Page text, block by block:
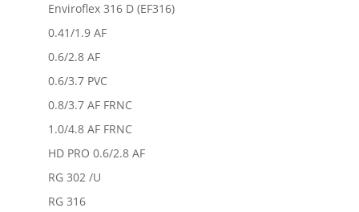
Enviroflex 316 D (EF316)
0.41/1.9 AF
0.6/2.8 AF
0.6/3.7 PVC
0.8/3.7 AF FRNC
1.0/4.8 AF FRNC
HD PRO 0.6/2.8 AF
RG 302 /U
RG 316